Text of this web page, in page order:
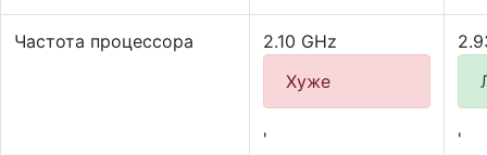
Частота процессора
2.10 GHz
Хуже
' '